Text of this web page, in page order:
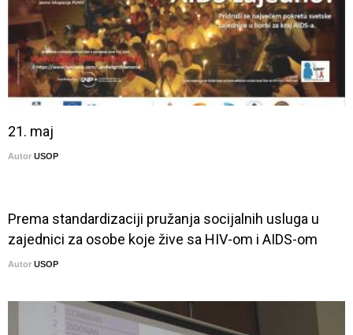
21. maj
Autor USOP
Prema standardizaciji pružanja socijalnih usluga u
zajednici za osobe koje žive sa HIV-om i AIDS-om
Autor USOP